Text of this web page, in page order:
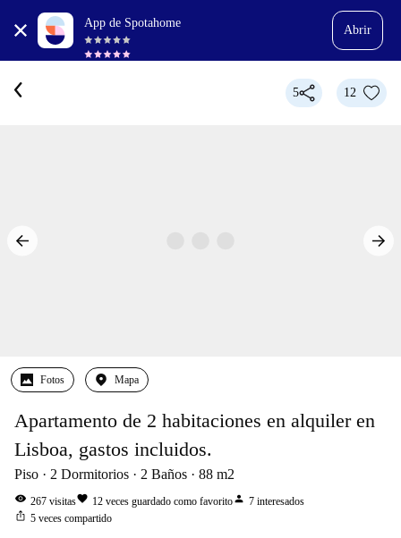
App de Spotahome
Abrir
5 12
Fotos Mapa
Apartamento de 2 habitaciones en alquiler en
Lisboa, gastos incluidos.
Piso 2 Dormitorios 2 Baños 88 m2
visibility 267 visitasfavorite 12 veces guardado como favoritoperson 7 interesados
ios_share 5 veces compartido